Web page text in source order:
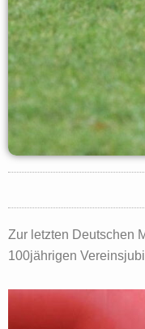
Zur letzten Deutschen
100jährigen